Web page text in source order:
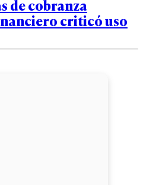
de cobranza
criticó uso